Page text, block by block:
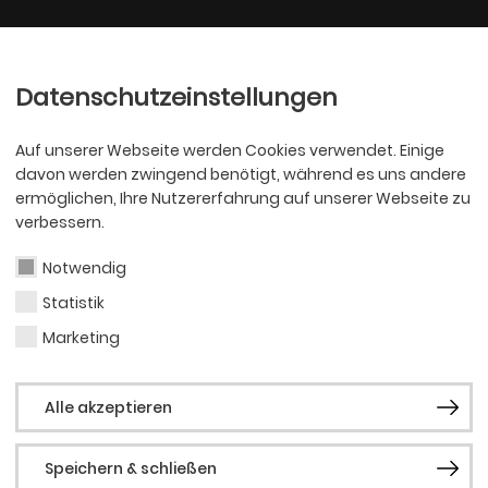
Datenschutzeinstellungen
Auf unserer Webseite werden Cookies verwendet. Einige
davon werden zwingend benötigt, während es uns andere
ermöglichen, Ihre Nutzererfahrung auf unserer Webseite zu
verbessern.
Notwendig
Statistik
Marketing
Alle akzeptieren
Speichern & schließen
Theatervermittlung Schauspiel